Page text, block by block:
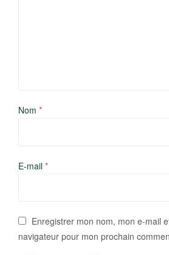
Nom *
E-mail *
Enregistrer mon nom, mon e-mail
navigateur pour mon prochain